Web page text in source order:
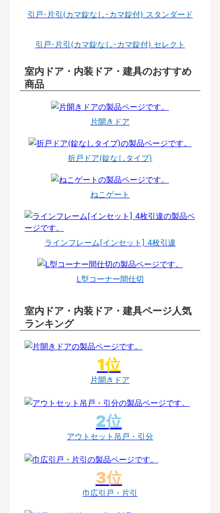
引戸･片引(カマ錠なし･カマ錠付) スタンダード
引戸･片引(カマ錠なし･カマ錠付) セレクト
室内ドア・内装ドア・建具のおすすめ
商品
片開きドア
折戸ドア(錠なしタイプ)
ねこゲート
ラインフレーム[インセット] 4枚引違
L型コーナー間仕切
室内ドア・内装ドア・建具ページ人気
ランキング
片開きドア
アウトセット吊戸・引分
巾広引戸・片引